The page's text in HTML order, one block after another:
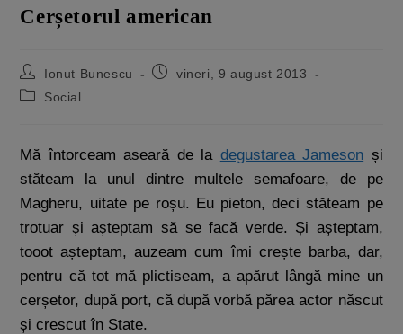
Cerșetorul american
Ionut Bunescu
vineri, 9 august 2013
Social
Mă întorceam aseară de la degustarea Jameson și
stăteam la unul dintre multele semafoare, de pe
Magheru, uitate pe roșu. Eu pieton, deci stăteam pe
trotuar și așteptam să se facă verde. Și așteptam,
tooot așteptam, auzeam cum îmi crește barba, dar,
pentru că tot mă plictiseam, a apărut lângă mine un
cerșetor, după port, că după vorbă părea actor născut
și crescut în State.